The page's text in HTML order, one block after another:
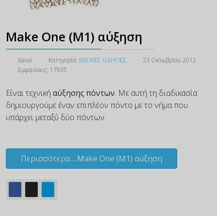
Make One (M1) αύξηση
danai Κατηγορία: ΒΑΣΙΚΕΣ ΟΔΗΓΙΕΣ
23 Οκτωβρίου 2012
Εμφανίσεις: 17935
Είναι τεχνική αύξησης πόντων. Με αυτή τη διαδικασία
δημιουργούμε έναν επιπλέον πόντο με το νήμα που
υπάρχει μεταξύ δύο πόντων.
Περισσότερα …Make One (M1) αύξηση